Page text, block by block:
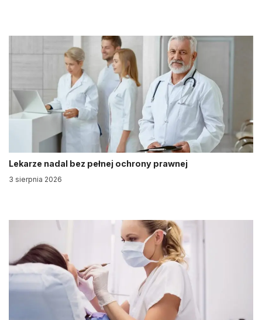
Lekarze nadal bez pełnej ochrony prawnej
3 sierpnia 2026